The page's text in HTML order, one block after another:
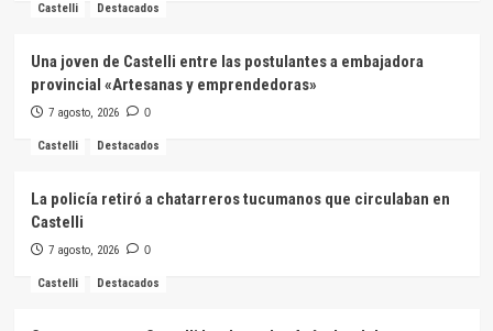
Castelli Destacados
Una joven de Castelli entre las postulantes a embajadora
provincial «Artesanas y emprendedoras»
7 agosto, 2026 0
Castelli Destacados
La policía retiró a chatarreros tucumanos que circulaban en
Castelli
7 agosto, 2026 0
Castelli Destacados